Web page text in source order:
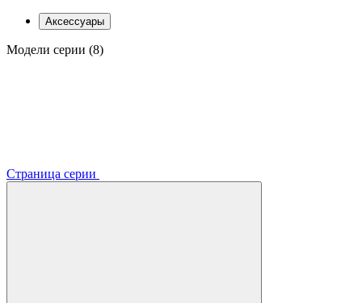
Аксессуары
Модели серии (8)
Страница серии